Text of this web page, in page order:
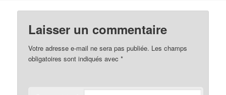
Laisser un commentaire
Votre adresse e-mail ne sera pas publiée. Les champs
obligatoires sont indiqués avec*